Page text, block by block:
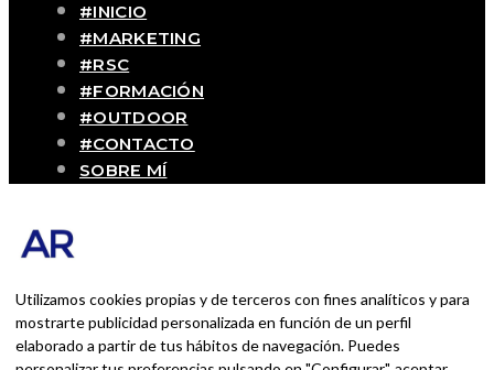
#INICIO
#MARKETING
#RSC
#FORMACIÓN
#OUTDOOR
#CONTACTO
SOBRE MÍ
Romero. Experiencias personales y
con lo que hace cada día
BUSCAR POR:
Utilizamos cookies propias y de terceros con fines analíticos y para
mostrarte publicidad personalizada en función de un perfil
elaborado a partir de tus hábitos de navegación. Puedes